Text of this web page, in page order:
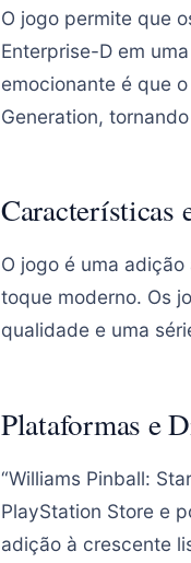
O jogo permite que
Enterprise-D em
emocionante é que
Generation,
Características
O jogo é uma
toque moderno. Os
qualidade e uma
Plataformas e
“Williams Pinball:
PlayStation Store e
adição à crescente